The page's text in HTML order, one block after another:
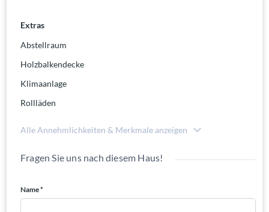
Extras
Abstellraum
Holzbalkendecke
Klimaanlage
Rollläden
Alle Annehmlichkeiten & Merkmale anzeigen
Fragen Sie uns nach diesem Haus!
Name *